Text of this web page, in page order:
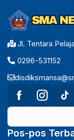
Jl. Tentara
0296-531152
Pos-pos